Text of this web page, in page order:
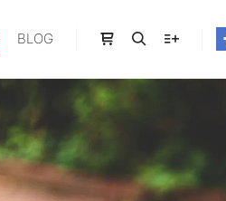
BLOG